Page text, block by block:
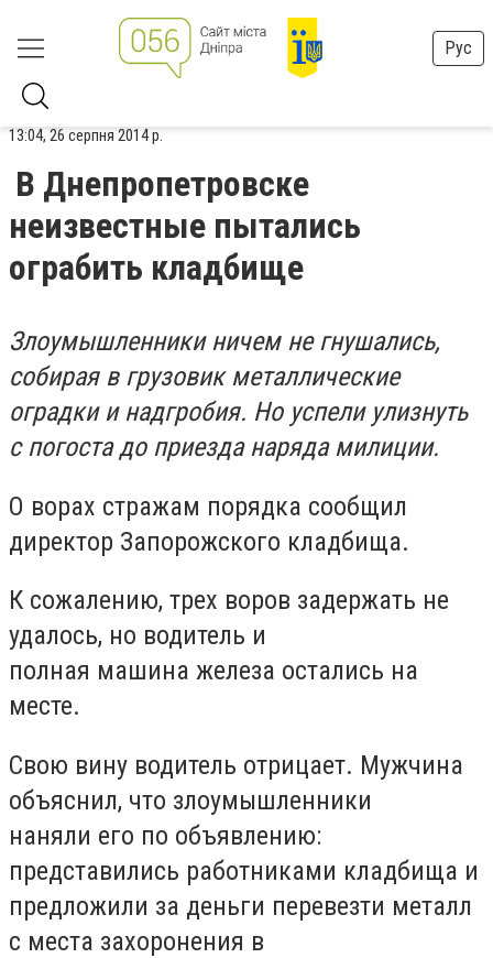
Рус
13:04, 26 серпня 2014 р.
В Днепропетровске
неизвестные пытались
ограбить кладбище
Злоумышленники ничем не гнушались,
собирая в грузовик металлические
оградки и надгробия. Но успели улизнуть
с погоста до приезда наряда милиции.
О ворах стражам порядка сообщил
директор Запорожского кладбища.
К сожалению, трех воров задержать не
удалось, но водитель и
полная машина железа остались на
месте.
Свою вину водитель отрицает. Мужчина
объяснил, что злоумышленники
наняли его по объявлению:
представились работниками кладбища и
предложили за деньги перевезти металл
с места захоронения в